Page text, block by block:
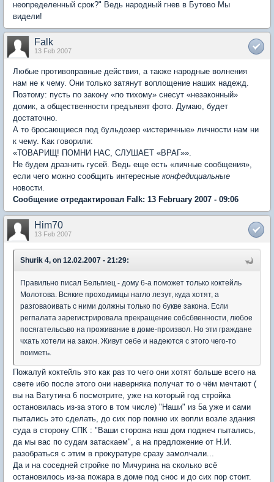
неопределенный срок?" Ведь народный гнев в Бутово Мы
видели!
Falk
13 Feb 2007
Любые противоправные действия, а также народные волнения
нам не к чему. Они только затянут воплощение наших надежд.
Поэтому: пусть по закону «по тихому» снесут «незаконный»
домик, а общественности предъявят фото. Думаю, будет
достаточно.
А то бросающиеся под бульдозер «истеричные» личности нам ни
к чему. Как говорили:
«ТОВАРИЩ! ПОМНИ НАС, СЛУШАЕТ «ВРАГ»».
Не будем дразнить гусей. Ведь еще есть «личные сообщения»,
если чего можно сообщить интересные конфедициальные
новости.
Сообщение отредактировал Falk: 13 February 2007 - 09:06
Him70
13 Feb 2007
Shurik 4, on 12.02.2007 - 21:29:
Правильно писал Бельгиец - дому 6-а поможет только коктейль
Молотова. Всякие проходимцы нагло лезут, куда хотят, а
разговаоивать с ними должны только по букве закона. Если
регпалата зарегистрировала прекращение собсбвенности, любое
посягательсьво на проживание в доме-произвол. Но эти граждане
чхать хотели на закон. Живут себе и надеются с этого чего-то
поиметь.
Пожалуй коктейль это как раз то чего они хотят больше всего на
свете ибо после этого они наверняка получат то о чём мечтают (
вы на Ватутина 6 посмотрите, уже на который год стройка
остановилась из-за этого в том числе) "Наши" из 5а уже и сами
пытались это сделать, до сих пор помню их вопли возле здания
суда в сторону СПК : "Ваши сторожа наш дом поджеч пытались,
да мы вас по судам затаскаем", а на предложение от Н.И.
разобраться с этим в прокуратуре сразу замолчали...
Да и на соседней стройке по Мичурина на сколько всё
остановилось из-за пожара в доме под снос и до сих пор стоит.